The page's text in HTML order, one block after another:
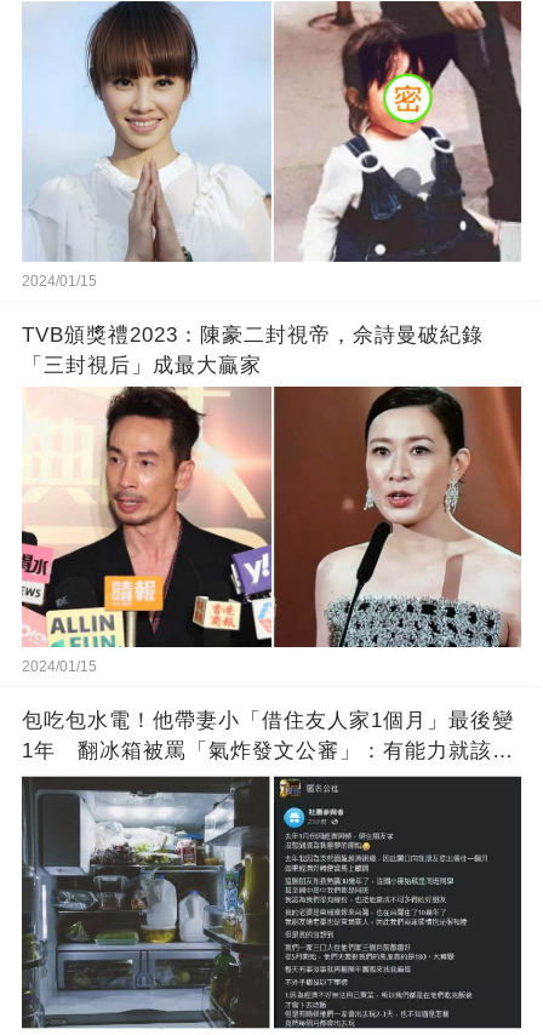
2024/01/15
TVB頒獎禮2023：陳豪二封視帝，佘詩曼破紀錄
「三封視后」成最大贏家
2024/01/15
包吃包水電！他帶妻小「借住友人家1個月」最後變
1年 翻冰箱被罵「氣炸發文公審」：有能力就該大
方